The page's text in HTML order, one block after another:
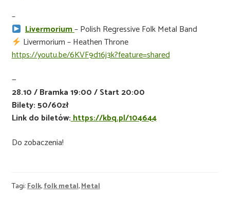
–
Livermorium– Polish Regressive Folk Metal Band
Livermorium – Heathen Throne
https://youtu.be/6KVF9d16j3k?feature=shared
—
28.10 / Bramka 19:00 / Start 20:00
Bilety: 50/60zł
Link do biletów:https://kbq.pl/104644
Do zobaczenia!
Tagi:Folk,folk metal,Metal